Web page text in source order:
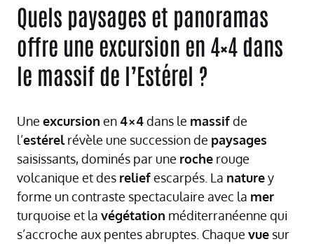
Quels paysages et panoramas
offre une excursion en 4×4 dans
le massif de l’Estérel ?
Une excursion en4×4dans le massifde
l’estérelrévèle une succession de paysages
saisissants, dominés par une roche rouge
volcanique et des reliefescarpés. La naturey
forme un contraste spectaculaire avec la mer
turquoise et la végétation méditerranéenne qui
s’accroche aux pentes abruptes. Chaque vue sur